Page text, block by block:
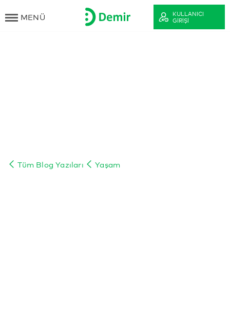
MENÜ
KULLANICI
GIRIŞI
Tüm Blog Yazıları Yaşam